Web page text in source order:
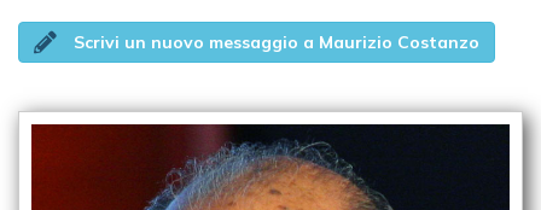
Scrivi un nuovo messaggio a Maurizio Costanzo